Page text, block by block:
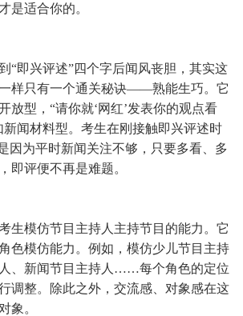
是适合你的。
“即兴评述”四个字后闻风丧胆，其实这
样只有一个通关秘诀——熟能生巧。它
放型，“请你就‘网红’发表你的观点看
新闻材料型。考生在刚接触即兴评述时
因为平时新闻关注不够，只要多看、多
即评便不再是难题。
生模仿节目主持人主持节目的能力。它
色模仿能力。例如，模仿少儿节目主持
、新闻节目主持人 ……每个角色的定位
调整。除此之外，交流感、对象感在这
象。